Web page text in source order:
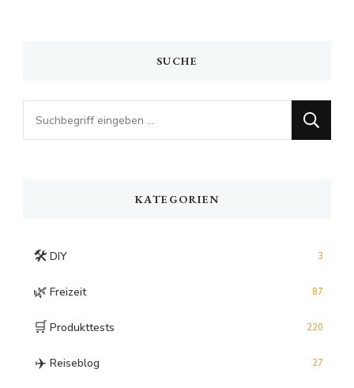
SUCHE
Looking
for
KATEGORIEN
🛠️ DIY 3
🌿 Freizeit 87
🛒 Produkttests 220
✈️ Reiseblog 27